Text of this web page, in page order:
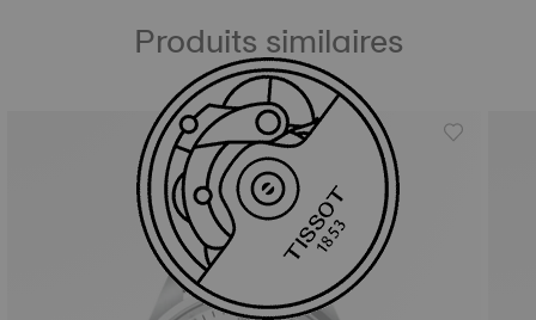
Produits similaires